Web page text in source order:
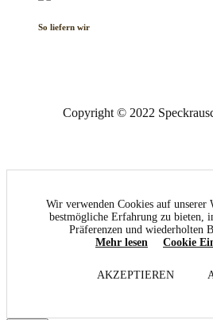
So liefern wir
Copyright © 2022
Wir verwenden Cookies auf unserer
bestmögliche Erfahrung zu bieten,
Präferenzen und wiederholten
Mehr lesen
Cookie
AKZEPTIEREN